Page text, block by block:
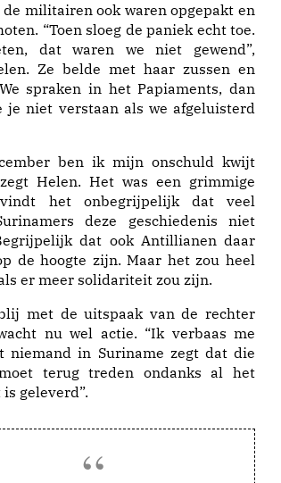
militairen ook waren opgepakt en
“Toen sloeg de paniek echt toe.
dat waren we niet gewend”,
Ze belde met haar zussen en
spraken in het Papiaments, dan
je niet verstaan als we afgeluisterd
ben ik mijn onschuld kwijt
zegt Helen. Het was een grimmige
het onbegrijpelijk dat veel
deze geschiedenis niet
dat ook Antillianen daar
de hoogte zijn. Maar het zou heel
er meer solidariteit zou zijn.
met de uitspaak van de rechter
nu wel actie. “Ik verbaas me
niemand in Suriname zegt dat die
terug treden ondanks al het
geleverd”.